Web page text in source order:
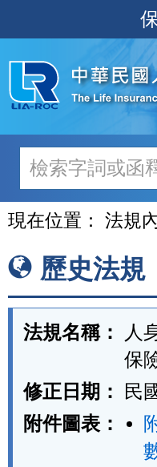
至
主
內
容
現在位置： 法規
歷史法規
法規名稱：
人
保
修正日期：
民
附件圖表：